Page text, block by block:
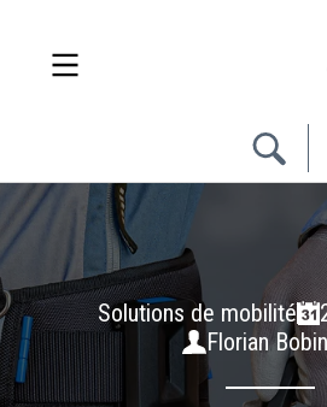
Solutions de mobilité
Florian